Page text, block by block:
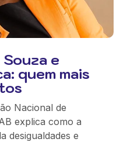
e
quem mais
Nacional de
explica como a
desigualdades e